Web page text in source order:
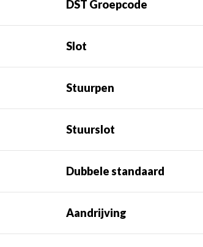
DST Groepcode
Slot
Stuurpen
Stuurslot
Dubbele standaard
Aandrijving